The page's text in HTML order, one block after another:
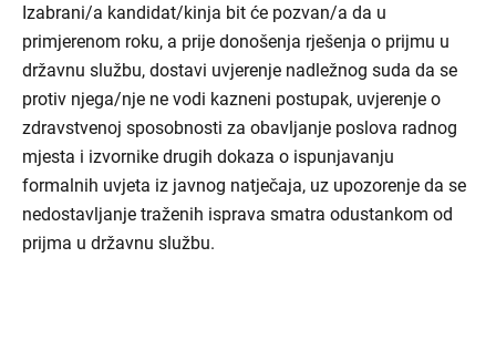
Izabrani/a kandidat/kinja bit će pozvan/a da u
primjerenom roku, a prije donošenja rješenja o prijmu u
državnu službu, dostavi uvjerenje nadležnog suda da se
protiv njega/nje ne vodi kazneni postupak, uvjerenje o
zdravstvenoj sposobnosti za obavljanje poslova radnog
mjesta i izvornike drugih dokaza o ispunjavanju
formalnih uvjeta iz javnog natječaja, uz upozorenje da se
nedostavljanje traženih isprava smatra odustankom od
prijma u državnu službu.